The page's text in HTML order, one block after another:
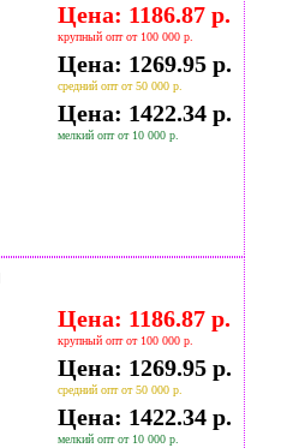
Цена: 1186.87 р.
крупный опт от 100 000 р.
Цена: 1269.95 р.
средний опт от 50 000 р.
Цена: 1422.34 р.
мелкий опт от 10 000 р.
Цена: 1186.87 р.
крупный опт от 100 000 р.
Цена: 1269.95 р.
средний опт от 50 000 р.
Цена: 1422.34 р.
мелкий опт от 10 000 р.